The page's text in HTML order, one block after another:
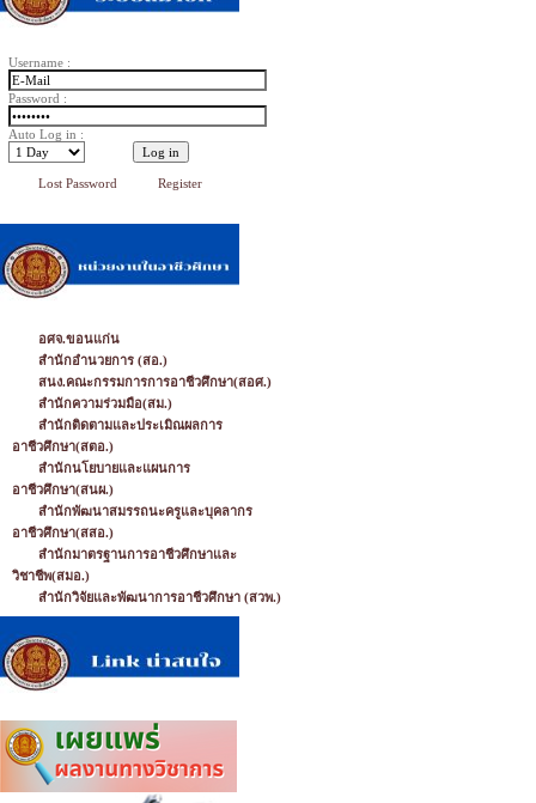
Username :
Password :
Auto Log in :
Lost Password Register
อศจ.ขอนแก่น
สำนักอำนวยการ (สอ.)
สนง.คณะกรรมการการอาชีวศึกษา(สอศ.)
สำนักความร่วมมือ(สม.)
สำนักติดตามและประเมิณผลการ
อาชีวศึกษา(สตอ.)
สำนักนโยบายและแผนการ
อาชีวศึกษา(สนผ.)
สำนักพัฒนาสมรรถนะครูและบุคลากร
อาชีวศึกษา(สสอ.)
สำนักมาตรฐานการอาชีวศึกษาและ
วิชาชีพ(สมอ.)
สำนักวิจัยและพัฒนาการอาชีวศึกษา (สวพ.)